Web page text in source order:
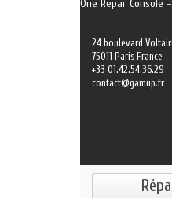
One Repar Console –
24 boulevard
75011 Paris France
+33 01.42.54.36.29
contact@gamup.fr